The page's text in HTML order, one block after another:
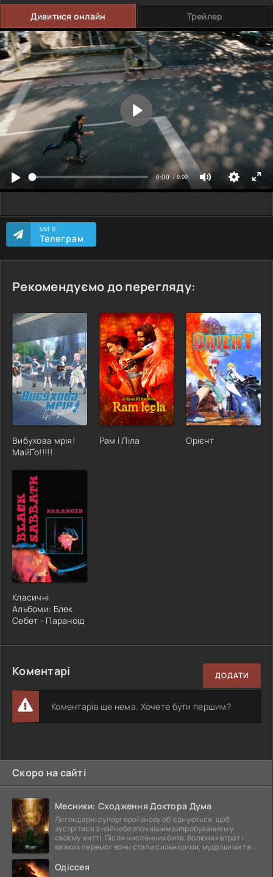
Дивитися онлайн Трейлер
МИ В
Телеграм
Рекомендуємо до перегляду:
Вибухова мрія!
МайҐо!!!!!
Рам і Ліла Орієнт
Класичні
Альбоми: Блек
Себет - Параноід
Коментарі ДОДАТИ
Коментарів ще нема. Хочете бути першим?
Скоро на сайті
Месники: Сходження Доктора Дума
Легендарні супергерої знову об'єднуються, щоб
зустрітися з найнебезпечнішим випробуванням у
своєму житті. Після численних битв, болючих втрат і
важких перемог вони стали сильнішими, мудрішими та
Одіссея